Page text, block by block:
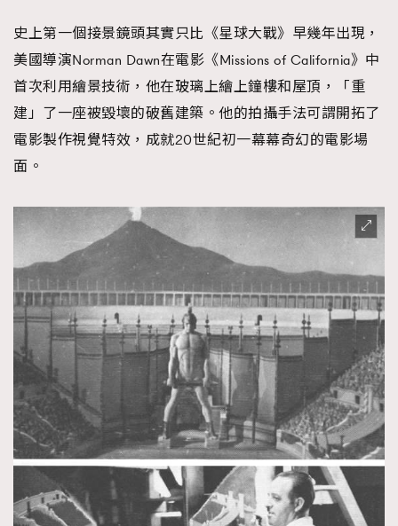
史上第一個接景鏡頭其實只比《星球大戰》早幾年出現，
美國導演Norman Dawn在電影《Missions of California》中
首次利用繪景技術，他在玻璃上繪上鐘樓和屋頂，「重
建」了一座被毀壞的破舊建築。他的拍攝手法可謂開拓了
電影製作視覺特效，成就20世紀初一幕幕奇幻的電影場
面。